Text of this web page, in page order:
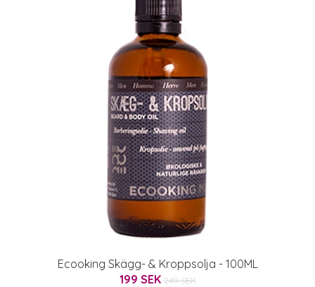
Ecooking Skägg- & Kroppsolja - 100ML
199 SEK 249 SEK